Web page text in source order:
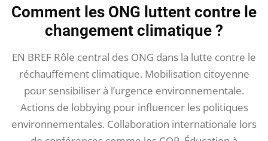
Comment les ONG luttent contre le
changement climatique ?
EN BREF Rôle central des ONG dans la lutte contre le
réchauffement climatique. Mobilisation citoyenne
pour sensibiliser à l’urgence environnementale.
Actions de lobbying pour influencer les politiques
environnementales. Collaboration internationale lors